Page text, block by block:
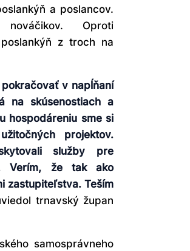
a poslancov.
Oproti
z troch na
v napĺňaní
na skúsenostiach a
hospodáreniu sme si
projektov.
služby pre
Verím, že tak ako
zastupiteľstva. Teším
trnavský župan
samosprávneho